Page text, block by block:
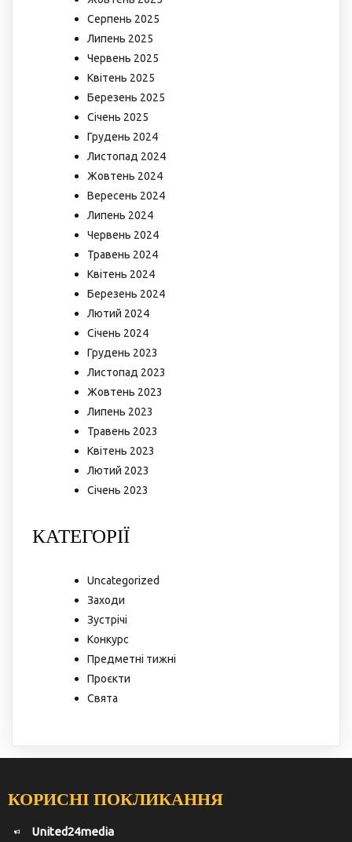
Серпень 2025
Липень 2025
Червень 2025
Квітень 2025
Березень 2025
Січень 2025
Грудень 2024
Листопад 2024
Жовтень 2024
Вересень 2024
Липень 2024
Червень 2024
Травень 2024
Квітень 2024
Березень 2024
Лютий 2024
Січень 2024
Грудень 2023
Листопад 2023
Жовтень 2023
Липень 2023
Травень 2023
Квітень 2023
Лютий 2023
Січень 2023
КАТЕГОРІЇ
Uncategorized
Заходи
Зустрічі
Конкурс
Предметні тижні
Проєкти
Свята
КОРИСНІ ПОКЛИКАННЯ
United24media